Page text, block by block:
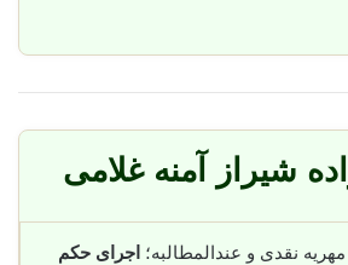
شیراز آمنه غلامی
نقدی و عندالمطالبه؛ اجرای حکم